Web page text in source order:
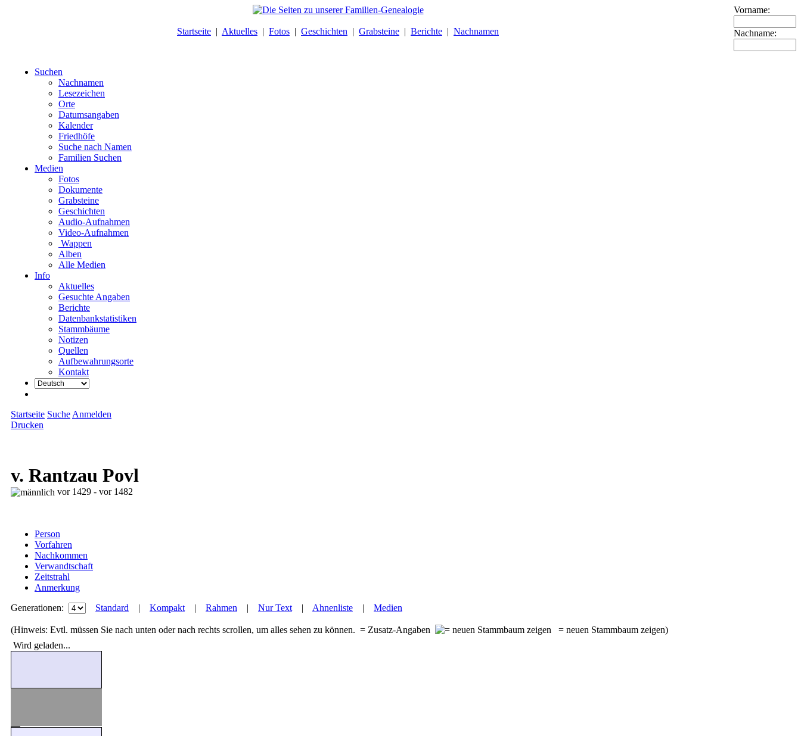
Startseite | Aktuelles | Fotos | Geschichten | Grabsteine | Berichte | Nachnamen
Vorname:
Nachname:
Suchen
Nachnamen
Lesezeichen
Orte
Datumsangaben
Kalender
Friedhöfe
Suche nach Namen
Familien Suchen
Medien
Fotos
Dokumente
Grabsteine
Geschichten
Audio-Aufnahmen
Video-Aufnahmen
Wappen
Alben
Alle Medien
Info
Aktuelles
Gesuchte Angaben
Berichte
Datenbankstatistiken
Stammbäume
Notizen
Quellen
Aufbewahrungsorte
Kontakt
Startseite Suche Anmelden
Drucken
v. Rantzau Povl
vor 1429 - vor 1482
Person
Vorfahren
Nachkommen
Verwandtschaft
Zeitstrahl
Anmerkung
Generationen:
Standard | Kompakt| Rahmen | Nur Text| Ahnenliste | Medien
(Hinweis: Evtl. müssen Sie nach unten oder nach rechts scrollen, um alles sehen zu können. = Zusatz-Angaben
= neuen Stammbaum zeigen)
Wird geladen...